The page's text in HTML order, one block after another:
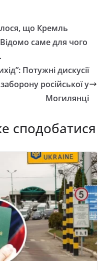
що Кремль
саме для чого
Потужні дискусії
російської у
Могилянці
сподобатися